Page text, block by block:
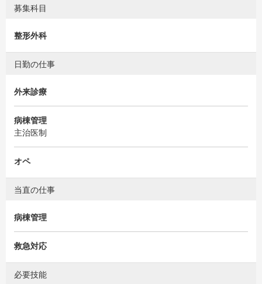
募集科目
整形外科
日勤の仕事
外来診療
病棟管理
主治医制
オペ
当直の仕事
病棟管理
救急対応
必要技能